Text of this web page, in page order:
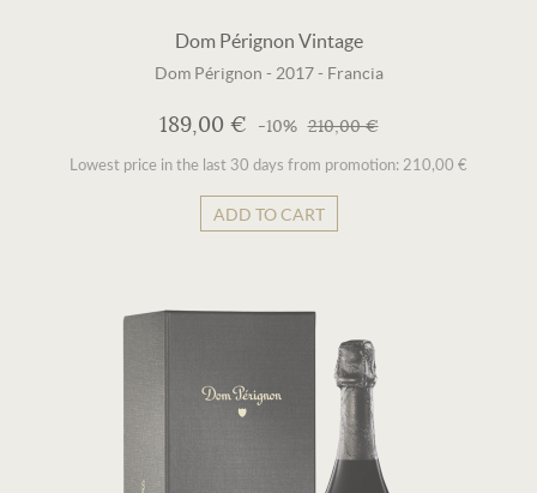
Dom Pérignon Vintage
Dom Pérignon - 2017- Francia
189,00 € -10% 210,00 €
Lowest price in the last 30 days from promotion: 210,00 €
ADD TO CART